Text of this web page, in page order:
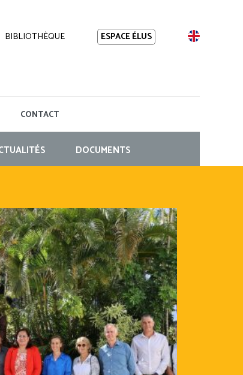
BIBLIOTHÈQUE ESPACE ÉLUS EN
CONTACT
DOCUMENTS